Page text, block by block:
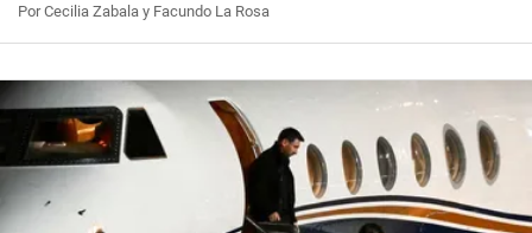
Por Cecilia Zabala y Facundo La Rosa